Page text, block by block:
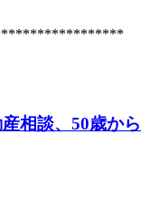
相談、50歳から